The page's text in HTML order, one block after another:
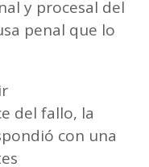
y procesal del
penal que lo
del fallo, la
con una